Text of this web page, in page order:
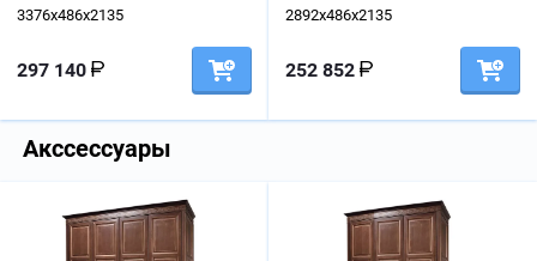
3376х486х2135
297 140
2892х486х2135
252 852
Акссессуары